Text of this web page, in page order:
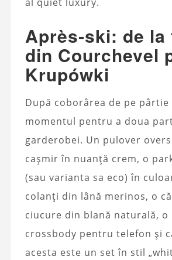
Après‑ski: de la
din Courchevel
Krupówki
După coborârea de pe pârtie
momentul pentru a doua
garderobei. Un pulover
cașmir în nuanță crem, o
(sau varianta sa eco) în
colanți din lână merinos, o
ciucure din blană naturală, o
crossbody pentru telefon și
acesta este un set în stil